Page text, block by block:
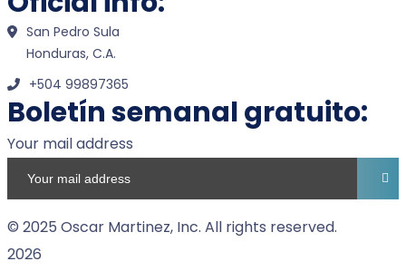
San Pedro Sula
Honduras, C.A.
+504 99897365
Boletín semanal gratuito:
Your mail address
© 2025 Oscar Martinez, Inc. All rights reserved.
2026